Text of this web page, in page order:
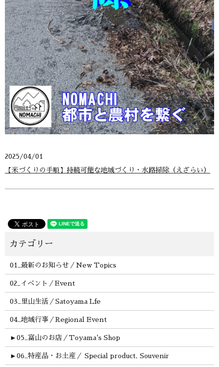
2025/04/01
【米づくりの手順】持続可能な地域づくり・水路掃除（えざらい）
01_最新のお知らせ／New Topics
02_イベント／Event
03_里山生活／Satoyama Lfe
04_地域行事／Regional Event
► 05_富山のお店／Toyama's Shop
► 06_特産品・お土産／ Special product, Souvenir